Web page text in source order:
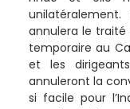
annulera le
temporaire au
et les
annuleront la
si facile pour